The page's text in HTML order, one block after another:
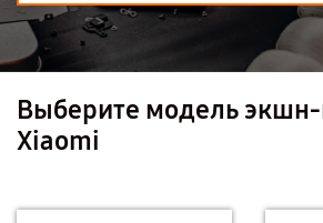
Выберите модель
Xiaomi